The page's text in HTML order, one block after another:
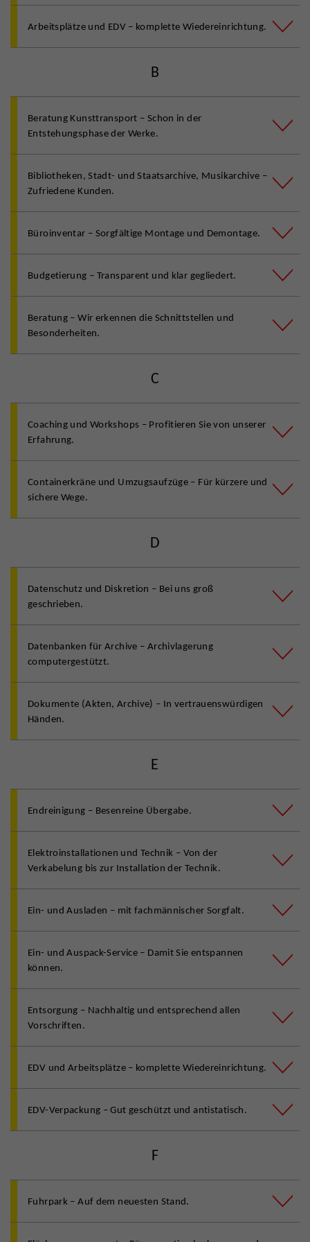
Arbeitsplätze und EDV – komplette Wiedereinrichtung.
B
Beratung Kunsttransport – Schon in der
Entstehungsphase der Werke.
Bibliotheken, Stadt- und Staatsarchive, Musikarchive –
Zufriedene Kunden.
Büroinventar – Sorgfältige Montage und Demontage.
Budgetierung – Transparent und klar gegliedert.
Beratung – Wir erkennen die Schnittstellen und
Besonderheiten.
C
Coaching und Workshops – Profitieren Sie von unserer
Erfahrung.
Containerkräne und Umzugsaufzüge – Für kürzere und
sichere Wege.
D
Datenschutz und Diskretion – Bei uns groß
geschrieben.
Datenbanken für Archive – Archivlagerung
computergestützt.
Dokumente (Akten, Archive) – In vertrauenswürdigen
Händen.
E
Endreinigung – Besenreine Übergabe.
Elektroinstallationen und Technik – Von der
Verkabelung bis zur Installation der Technik.
Ein- und Ausladen – mit fachmännischer Sorgfalt.
Ein- und Auspack-Service – Damit Sie entspannen
können.
Entsorgung – Nachhaltig und entsprechend allen
Vorschriften.
EDV und Arbeitsplätze – komplette Wiedereinrichtung.
EDV-Verpackung – Gut geschützt und antistatisch.
F
Fuhrpark – Auf dem neuesten Stand.